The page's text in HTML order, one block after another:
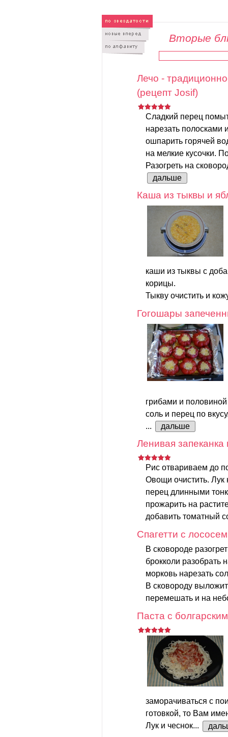
Вторые
Лечо -
(рецепт Josif)
Сладкий перец
нарезать
ошпарить горячей
на мелкие кусочки.
Разогреть на
дальше
Каша из тыквы и
каши из тыквы с
корицы.
Тыкву очистить и
Гогошары
грибами и
соль и перец по
...
дальше
Ленивая
Рис отвариваем до
Овощи очистить. Лук
перец длинными
прожарить на
добавить томатный
Спагетти с
В сковороде
брокколи разобрать
морковь нарезать
В сковороду
перемешать и на
Паста с
заморачиваться с
готовкой, то Вам
Лук и чеснок...